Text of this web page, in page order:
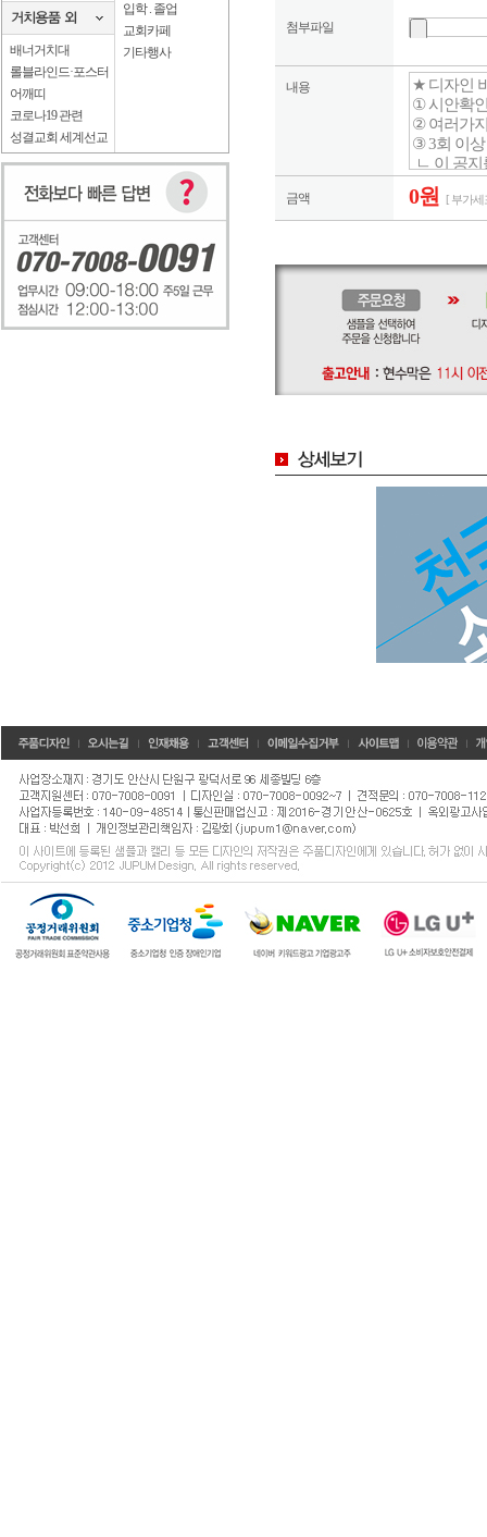
배너거치대
롤블라인드·포스터
어깨띠
코로나19 관련
성결교회 세계선교
입학 . 졸업
교회카페
기타행사
첨부파일
내용
금액 0원 [ 부가세